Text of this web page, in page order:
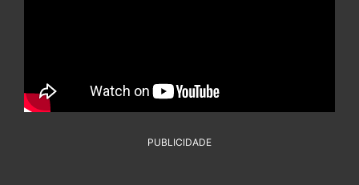
PUBLICIDADE